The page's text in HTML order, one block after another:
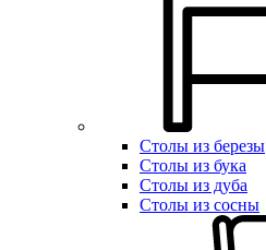
Столы из березы
Столы из бука
Столы из дуба
Столы из сосны